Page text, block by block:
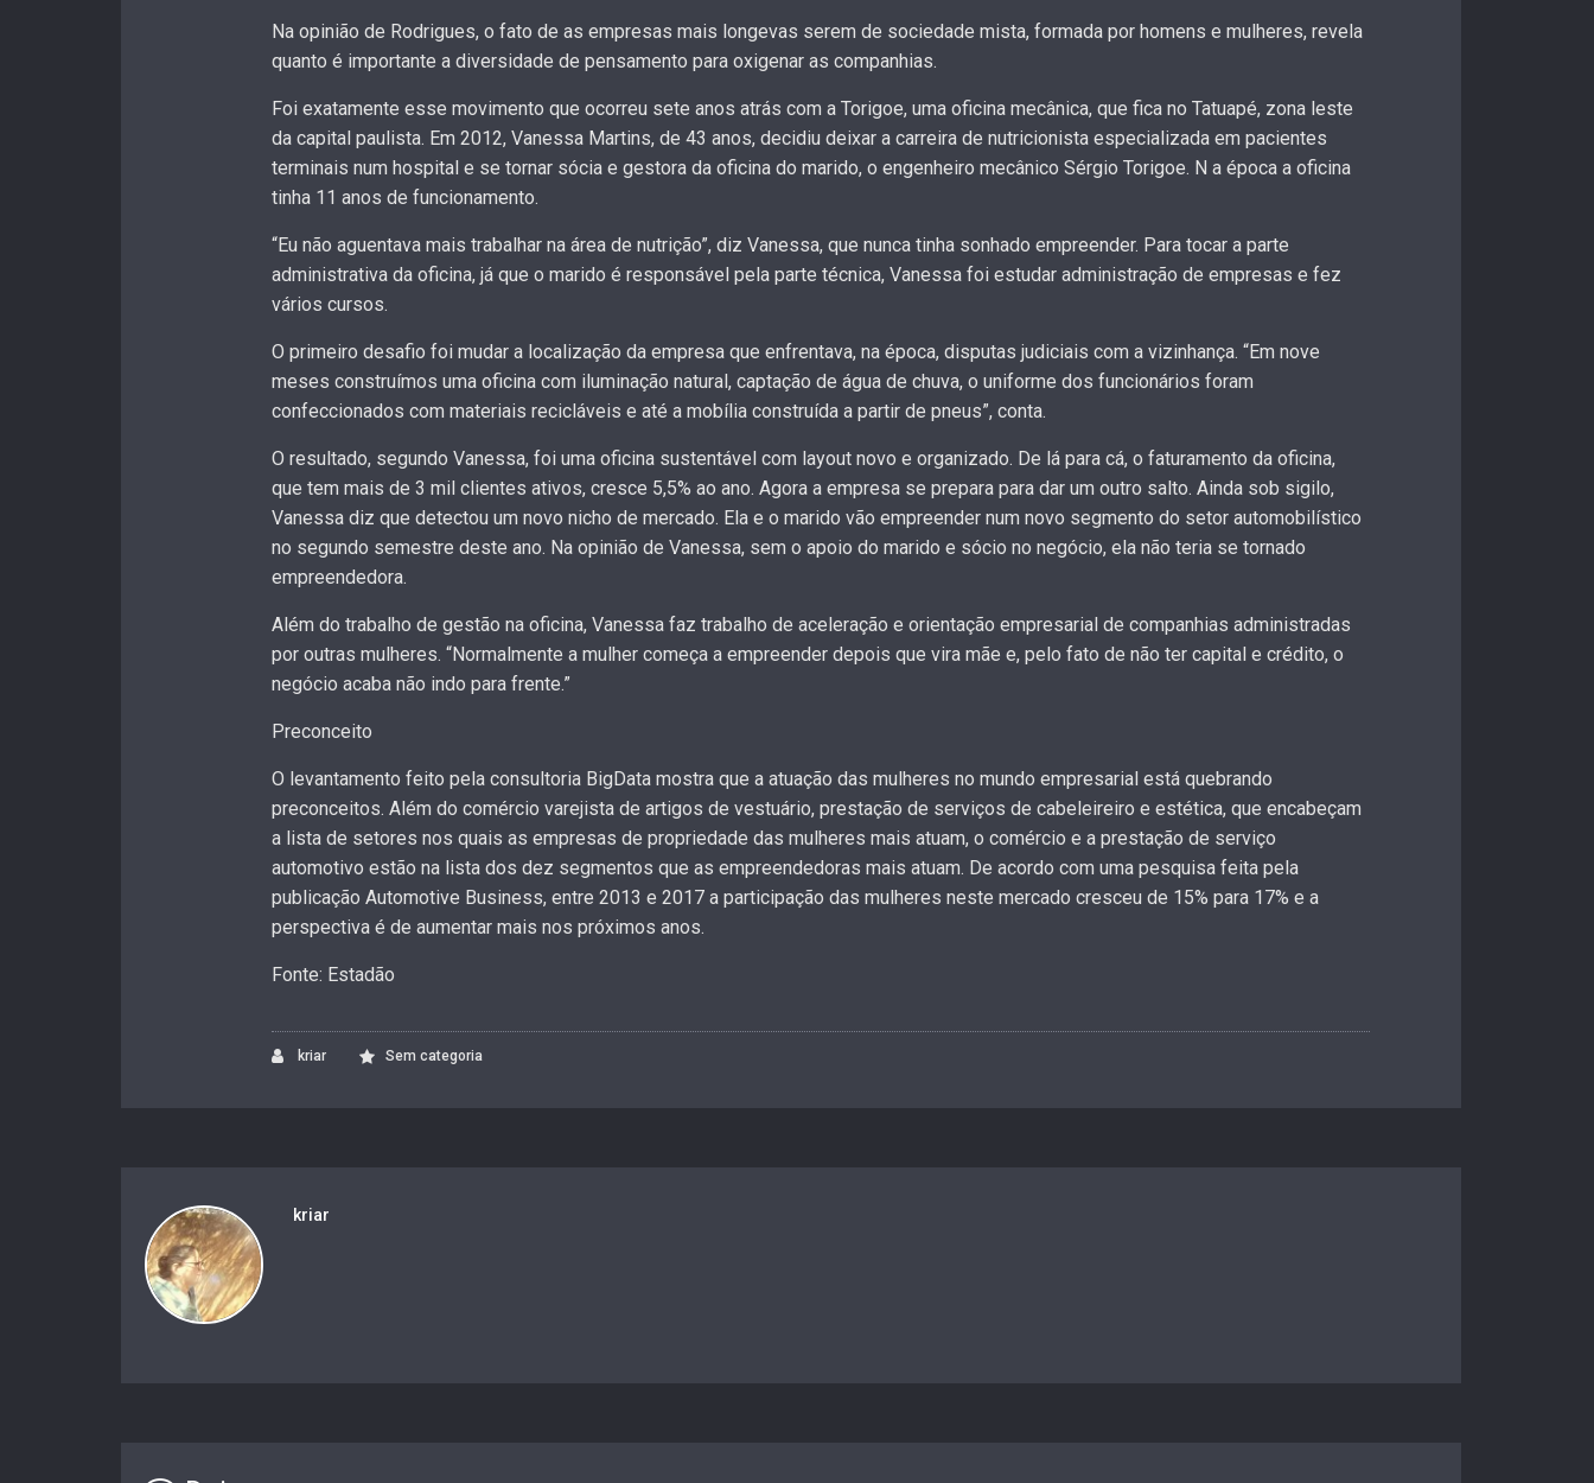
Na opinião de Rodrigues, o fato de as empresas mais longevas serem de sociedade mista, formada por homens e mulheres, revela
quanto é importante a diversidade de pensamento para oxigenar as companhias.
Foi exatamente esse movimento que ocorreu sete anos atrás com a Torigoe, uma oficina mecânica, que fica no Tatuapé, zona leste
da capital paulista. Em 2012, Vanessa Martins, de 43 anos, decidiu deixar a carreira de nutricionista especializada em pacientes
terminais num hospital e se tornar sócia e gestora da oficina do marido, o engenheiro mecânico Sérgio Torigoe. N a época a oficina
tinha 11 anos de funcionamento.
“Eu não aguentava mais trabalhar na área de nutrição”, diz Vanessa, que nunca tinha sonhado empreender. Para tocar a parte
administrativa da oficina, já que o marido é responsável pela parte técnica, Vanessa foi estudar administração de empresas e fez
vários cursos.
O primeiro desafio foi mudar a localização da empresa que enfrentava, na época, disputas judiciais com a vizinhança. “Em nove
meses construímos uma oficina com iluminação natural, captação de água de chuva, o uniforme dos funcionários foram
confeccionados com materiais recicláveis e até a mobília construída a partir de pneus”, conta.
O resultado, segundo Vanessa, foi uma oficina sustentável com layout novo e organizado. De lá para cá, o faturamento da oficina,
que tem mais de 3 mil clientes ativos, cresce 5,5% ao ano. Agora a empresa se prepara para dar um outro salto. Ainda sob sigilo,
Vanessa diz que detectou um novo nicho de mercado. Ela e o marido vão empreender num novo segmento do setor automobilístico
no segundo semestre deste ano. Na opinião de Vanessa, sem o apoio do marido e sócio no negócio, ela não teria se tornado
empreendedora.
Além do trabalho de gestão na oficina, Vanessa faz trabalho de aceleração e orientação empresarial de companhias administradas
por outras mulheres. “Normalmente a mulher começa a empreender depois que vira mãe e, pelo fato de não ter capital e crédito, o
negócio acaba não indo para frente.”
Preconceito
O levantamento feito pela consultoria BigData mostra que a atuação das mulheres no mundo empresarial está quebrando
preconceitos. Além do comércio varejista de artigos de vestuário, prestação de serviços de cabeleireiro e estética, que encabeçam
a lista de setores nos quais as empresas de propriedade das mulheres mais atuam, o comércio e a prestação de serviço
automotivo estão na lista dos dez segmentos que as empreendedoras mais atuam. De acordo com uma pesquisa feita pela
publicação Automotive Business, entre 2013 e 2017 a participação das mulheres neste mercado cresceu de 15% para 17% e a
perspectiva é de aumentar mais nos próximos anos.
Fonte: Estadão
kriar Sem categoria
kriar